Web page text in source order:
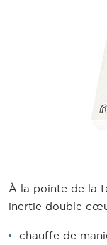
À la pointe de la
inertie double
chauffe de